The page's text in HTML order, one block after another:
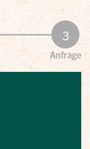
Anfrage